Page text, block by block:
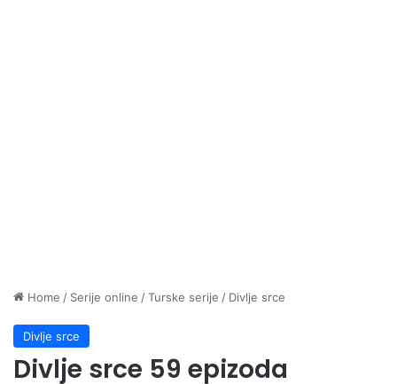
Home / Serije online /Turske serije / Divlje srce
Divlje srce
Divlje srce 59 epizoda